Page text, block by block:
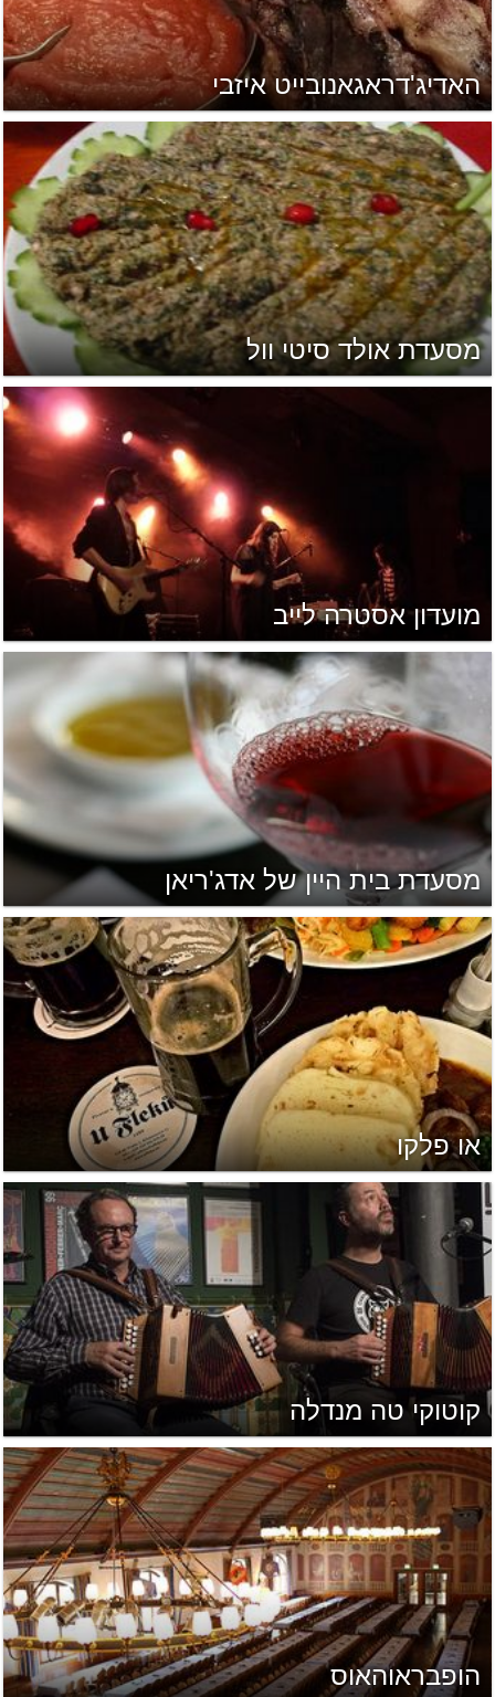
האדיג'דראגאנובייט איזבי
מסעדת אולד סיטי וול
מועדון אסטרה לייב
מסעדת בית היין של אדג'ריאן
או פלקו
קוטוקי טה מנדלה
הופבראוהאוס